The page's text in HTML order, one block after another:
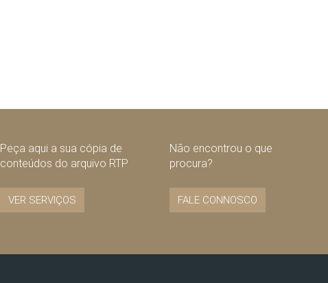
Peça aqui a sua cópia de
conteúdos do arquivo RTP
VER SERVIÇOS
Não encontrou o que
procura?
FALE CONNOSCO